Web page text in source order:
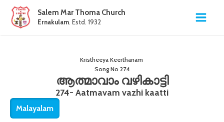
Salem Mar Thoma Church
Ernakulam. Estd. 1932
Kristheeya Keerthanam
Song No 274
ആത്മാവാം വഴികാട്ടി
274- Aatmavam vazhi kaatti
Malayalam